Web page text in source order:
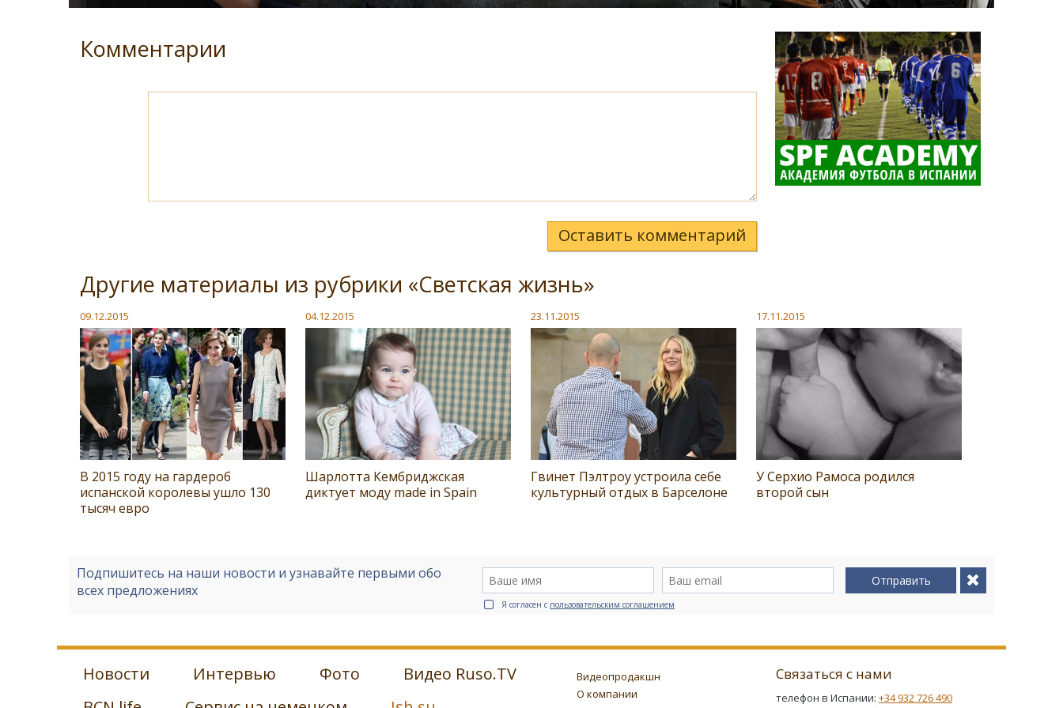
Комментарии
Оставить комментарий
Другие материалы из рубрики «Светская жизнь»
09.12.2015
В 2015 году на гардероб
испанской королевы ушло 130
тысяч евро
04.12.2015
Шарлотта Кембриджская
диктует моду made in Spain
23.11.2015
Гвинет Пэлтроу устроила себе
культурный отдых в Барселоне
17.11.2015
У Серхио Рамоса родился
второй сын
Подпишитесь на наши новости и узнавайте первыми обо
всех предложениях
Отправить
Я согласен с пользовательским соглашением
Новости Интервью Фото
Видео Ruso.TV
Видеопродакшн
О компании
Связаться с нами
телефон в Испании: +34 932 726 490